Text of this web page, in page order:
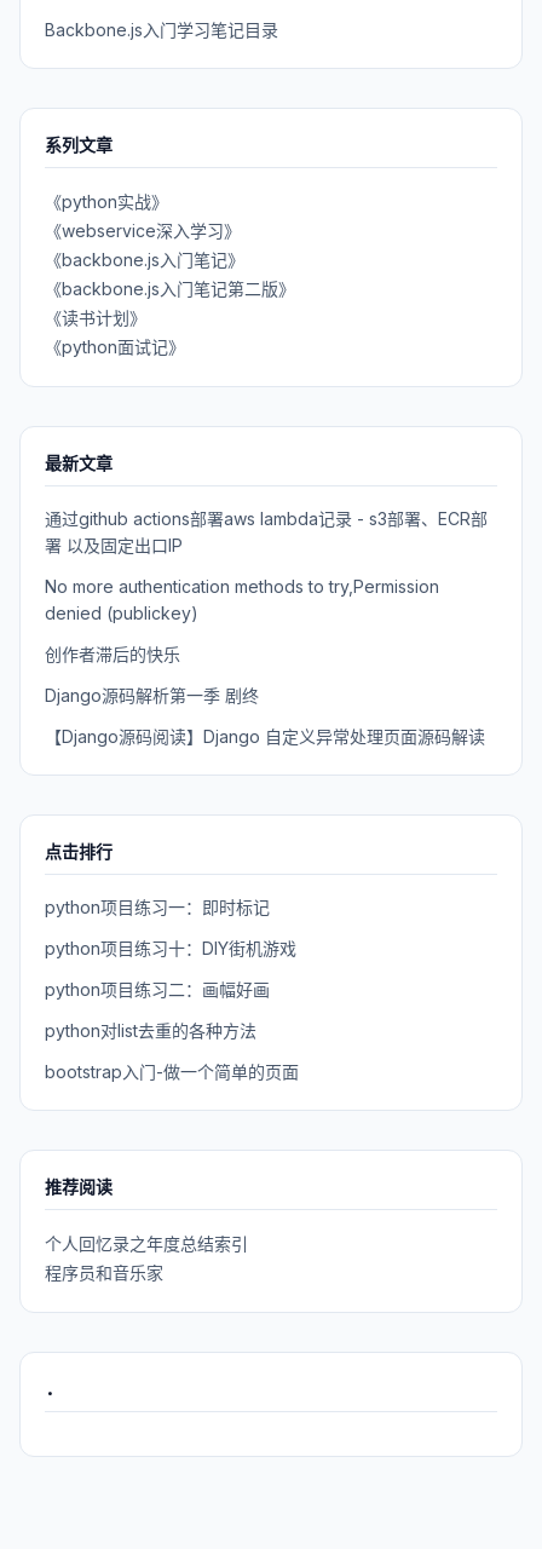
Backbone.js入门学习笔记目录
系列文章
《python实战》
《webservice深入学习》
《backbone.js入门笔记》
《backbone.js入门笔记第二版》
《读书计划》
《python面试记》
最新文章
通过github actions部署aws lambda记录 - s3部署、ECR部
署 以及固定出口IP
No more authentication methods to try,Permission
denied (publickey)
创作者滞后的快乐
Django源码解析第一季 剧终
【Django源码阅读】Django 自定义异常处理页面源码解读
点击排行
python项目练习一：即时标记
python项目练习十：DIY街机游戏
python项目练习二：画幅好画
python对list去重的各种方法
bootstrap入门-做一个简单的页面
推荐阅读
个人回忆录之年度总结索引
程序员和音乐家
.